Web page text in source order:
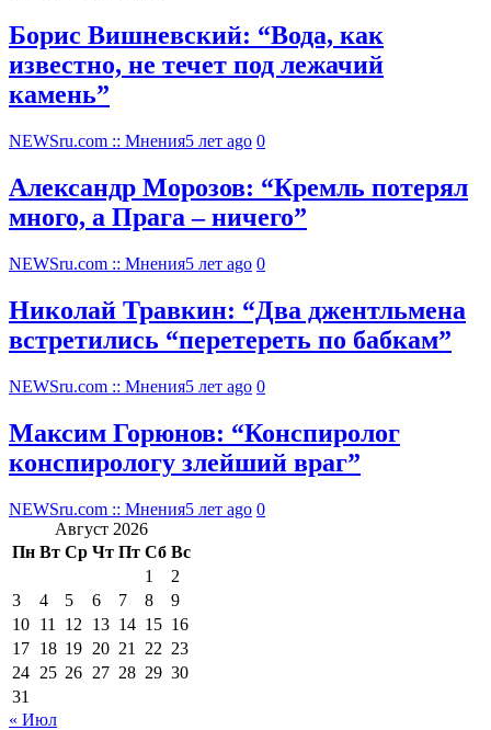
Борис Вишневский: “Вода, как
известно, не течет под лежачий
камень”
NEWSru.com :: Мнения5 лет ago 0
Александр Морозов: “Кремль потерял
много, а Прага – ничего”
NEWSru.com :: Мнения5 лет ago 0
Николай Травкин: “Два джентльмена
встретились “перетереть по бабкам”
NEWSru.com :: Мнения5 лет ago 0
Максим Горюнов: “Конспиролог
конспирологу злейший враг”
NEWSru.com :: Мнения5 лет ago 0
Август 2026
Пн Вт Ср Чт Пт Сб Вс
1
2
3
4 5 6 7 8
9
10 11 12 13 14 15 16
17 18 19 20 21 22 23
24 25 26 27 28 29 30
31
« Июл